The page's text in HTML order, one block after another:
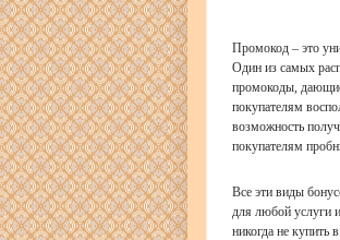
Промокод – это
Один из самых
промокоды,
покупателям
возможность
покупателям
Все эти виды
для любой услуги
никогда не купить